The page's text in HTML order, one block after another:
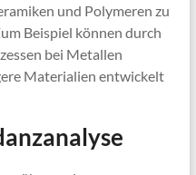
und Polymeren zu
Beispiel können durch
bei Metallen
Materialien entwickelt